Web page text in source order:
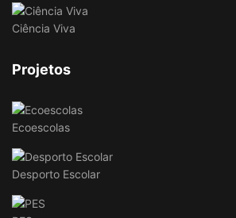
Ciência Viva
Projetos
Ecoescolas
Desporto Escolar